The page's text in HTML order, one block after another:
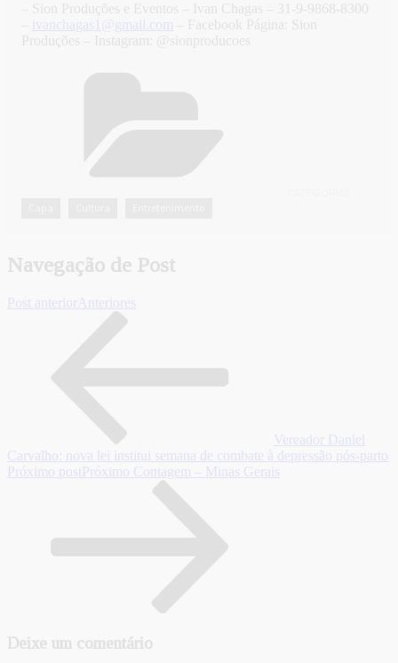
– Sion Produções e Eventos – Ivan Chagas – 31-9-9868-8300
ivanchagas1@gmail.com – Facebook Página: Sion
Produções – Instagram: @sionproducoes
Navegação de Post
Post anterior Anteriores
Vereador Daniel
Carvalho: nova lei institui semana de combate à depressão pós-parto
Próximo post Próximo Contagem – Minas Gerais
Deixe um comentário